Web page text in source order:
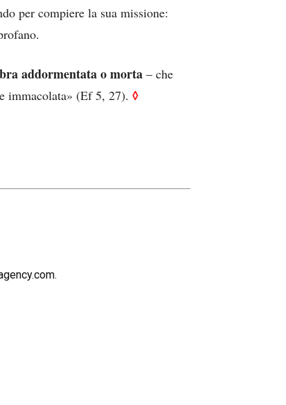
per compiere la sua missione:
addormentata o morta – che
immacolata» (Ef 5, 27). ◊